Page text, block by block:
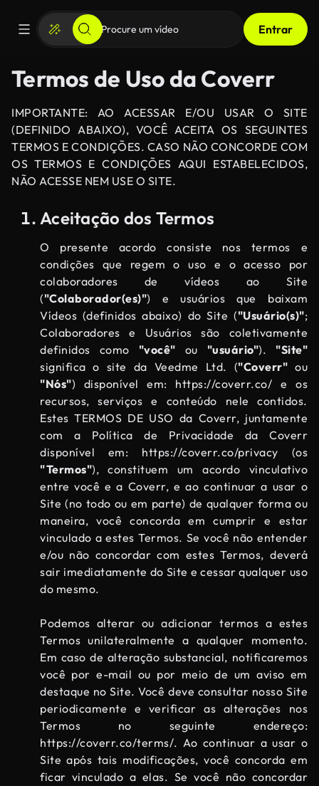
Entrar
Termos de Uso da Coverr
IMPORTANTE: AO ACESSAR E/OU USAR O SITE
(DEFINIDO ABAIXO), VOCÊ ACEITA OS SEGUINTES
TERMOS E CONDIÇÕES. CASO NÃO CONCORDE COM
OS TERMOS E CONDIÇÕES AQUI ESTABELECIDOS,
NÃO ACESSE NEM USE O SITE.
Aceitação dos Termos
O presente acordo consiste nos termos e
condições que regem o uso e o acesso por
colaboradores de vídeos ao Site
("Colaborador(es)") e usuários que baixam
Vídeos (definidos abaixo) do Site ("Usuário(s)";
Colaboradores e Usuários são coletivamente
definidos como "você" ou "usuário"). "Site"
significa o site da Veedme Ltd. ("Coverr" ou
"Nós") disponível em: https://coverr.co/ e os
recursos, serviços e conteúdo nele contidos.
Estes TERMOS DE USO da Coverr, juntamente
com a Política de Privacidade da Coverr
disponível em: https://coverr.co/privacy (os
"Termos"), constituem um acordo vinculativo
entre você e a Coverr, e ao continuar a usar o
Site (no todo ou em parte) de qualquer forma ou
maneira, você concorda em cumprir e estar
vinculado a estes Termos. Se você não entender
e/ou não concordar com estes Termos, deverá
sair imediatamente do Site e cessar qualquer uso
do mesmo.
Podemos alterar ou adicionar termos a estes
Termos unilateralmente a qualquer momento.
Em caso de alteração substancial, notificaremos
você por e-mail ou por meio de um aviso em
destaque no Site. Você deve consultar nosso Site
periodicamente e verificar as alterações nos
Termos no seguinte endereço:
https://coverr.co/terms/. Ao continuar a usar o
Site após tais modificações, você concorda em
ficar vinculado a elas. Se você não concordar